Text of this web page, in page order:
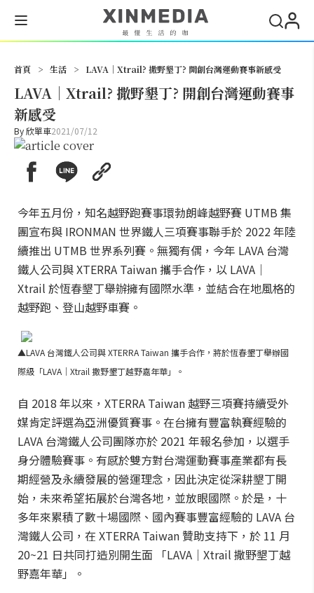
首頁 > 生活 > LAVA｜Xtrail? 撒野墾丁? 開創台灣運動賽事新感受
LAVA｜Xtrail? 撒野墾丁? 開創台灣運動賽事
新感受
By欣單車2021/07/12
今年五月份，知名越野跑賽事環勃朗峰越野賽 UTMB 集
團宣布與 IRONMAN 世界鐵人三項賽事聯手於 2022 年陸
續推出 UTMB 世界系列賽。無獨有偶，今年 LAVA 台灣
鐵人公司與 XTERRA Taiwan 攜手合作，以 LAVA｜
Xtrail 於恆春墾丁舉辦擁有國際水準，並結合在地風格的
越野跑、登山越野車賽。
▲LAVA 台灣鐵人公司與 XTERRA Taiwan 攜手合作，將於恆春墾丁舉辦國
際級「LAVA｜Xtrail 撒野墾丁越野嘉年華」。
自 2018 年以來，XTERRA Taiwan 越野三項賽持續受外
媒肯定評選為亞洲優質賽事。在台擁有豐富執賽經驗的
LAVA 台灣鐵人公司團隊亦於 2021 年報名參加，以選手
身分體驗賽事。有感於雙方對台灣運動賽事產業都有長
期經營及永續發展的營運理念，因此決定從深耕墾丁開
始，未來希望拓展於台灣各地，並放眼國際。於是，十
多年來累積了數十場國際、國內賽事豐富經驗的 LAVA 台
灣鐵人公司，在 XTERRA Taiwan 贊助支持下，於 11 月
20~21 日共同打造別開生面 「LAVA｜Xtrail 撒野墾丁越
野嘉年華」。